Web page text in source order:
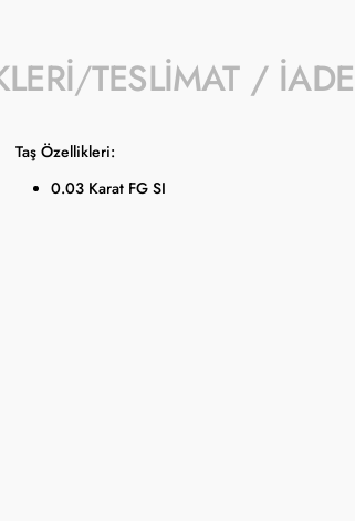
TESLIMAT / İADE
Taş Özellikleri:
0.03 Karat FG SI